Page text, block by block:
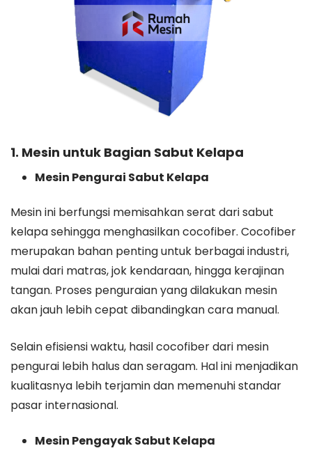
1. Mesin untuk Bagian Sabut Kelapa
Mesin Pengurai Sabut Kelapa
Mesin ini berfungsi memisahkan serat dari sabut
kelapa sehingga menghasilkan cocofiber. Cocofiber
merupakan bahan penting untuk berbagai industri,
mulai dari matras, jok kendaraan, hingga kerajinan
tangan. Proses penguraian yang dilakukan mesin
akan jauh lebih cepat dibandingkan cara manual.
Selain efisiensi waktu, hasil cocofiber dari mesin
pengurai lebih halus dan seragam. Hal ini menjadikan
kualitasnya lebih terjamin dan memenuhi standar
pasar internasional.
Mesin Pengayak Sabut Kelapa